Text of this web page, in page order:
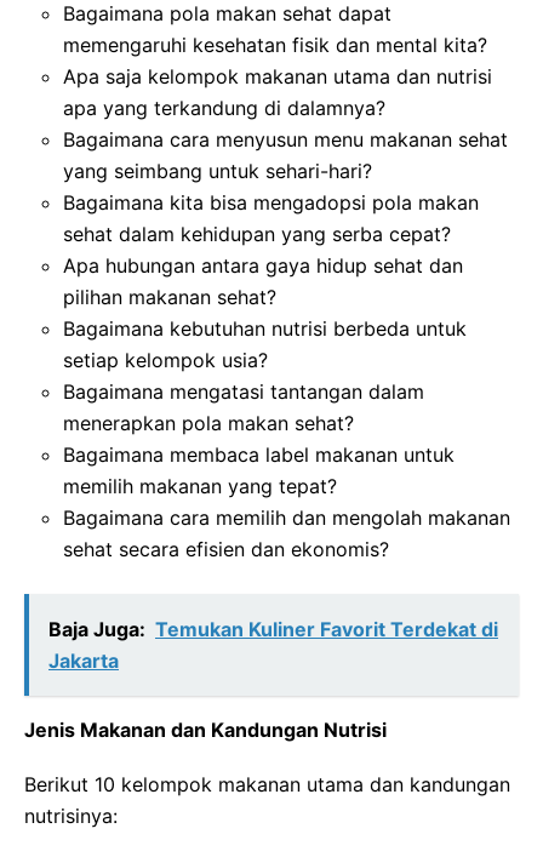
Bagaimana pola makan sehat dapat
memengaruhi kesehatan fisik dan mental kita?
Apa saja kelompok makanan utama dan nutrisi
apa yang terkandung di dalamnya?
Bagaimana cara menyusun menu makanan sehat
yang seimbang untuk sehari-hari?
Bagaimana kita bisa mengadopsi pola makan
sehat dalam kehidupan yang serba cepat?
Apa hubungan antara gaya hidup sehat dan
pilihan makanan sehat?
Bagaimana kebutuhan nutrisi berbeda untuk
setiap kelompok usia?
Bagaimana mengatasi tantangan dalam
menerapkan pola makan sehat?
Bagaimana membaca label makanan untuk
memilih makanan yang tepat?
Bagaimana cara memilih dan mengolah makanan
sehat secara efisien dan ekonomis?
Baja Juga: Temukan Kuliner Favorit Terdekat di
Jakarta
Jenis Makanan dan Kandungan Nutrisi
Berikut 10 kelompok makanan utama dan kandungan
nutrisinya: